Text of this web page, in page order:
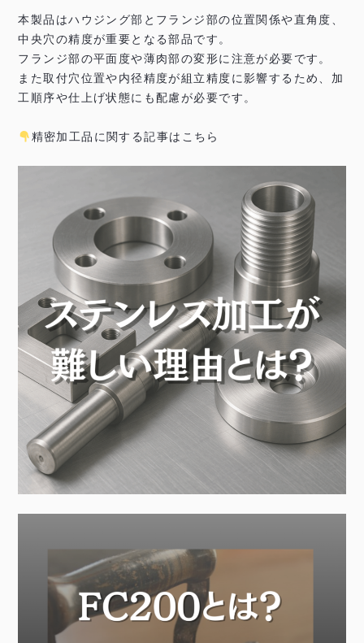
本製品はハウジング部とフランジ部の位置関係や直角度、
中央穴の精度が重要となる部品です。
フランジ部の平面度や薄肉部の変形に注意が必要です。
また取付穴位置や内径精度が組立精度に影響するため、加
工順序や仕上げ状態にも配慮が必要です。
精密加工品に関する記事はこちら